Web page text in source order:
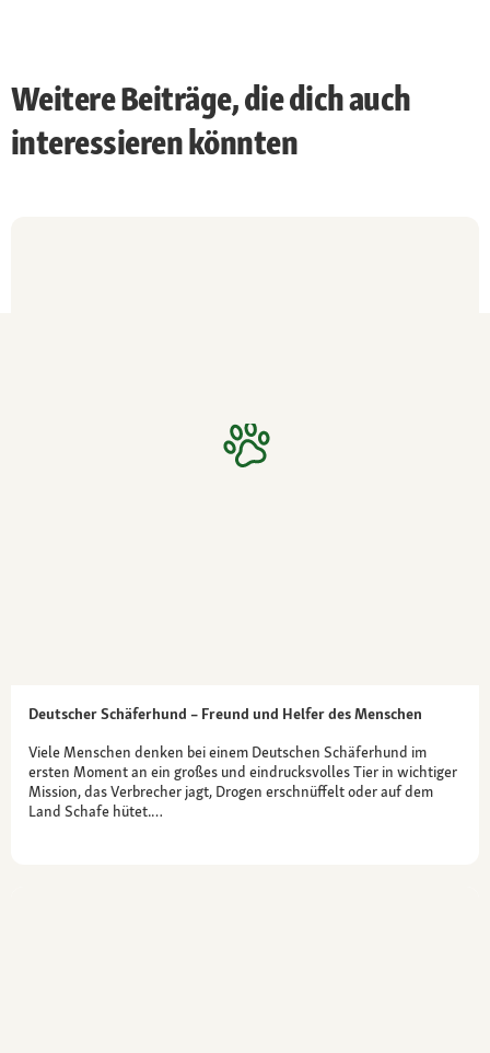
Weitere Beiträge, die dich auch
interessieren könnten
Deutscher Schäferhund – Freund und Helfer des Menschen
Viele Menschen denken bei einem Deutschen Schäferhund im
ersten Moment an ein großes und eindrucksvolles Tier in wichtiger
Mission, das Verbrecher jagt, Drogen erschnüffelt oder auf dem
Land Schafe hütet.…